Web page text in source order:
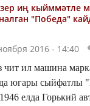
иң кыйммәтле
"Победа"
2016 - 14:40
чит ил машина
югары сыйфатлы
елда Горький